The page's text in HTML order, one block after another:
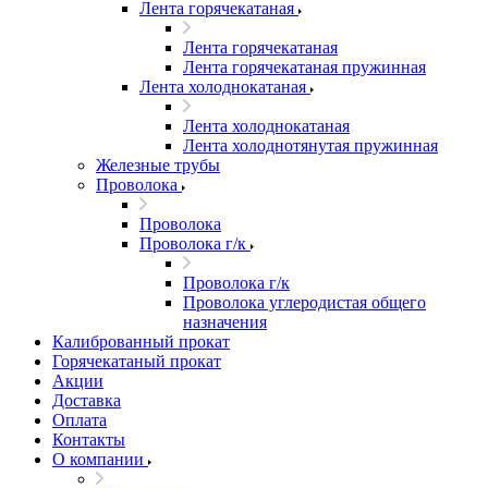
Лента горячекатаная
Лента горячекатаная
Лента горячекатаная пружинная
Лента холоднокатаная
Лента холоднокатаная
Лента холоднотянутая пружинная
Железные трубы
Проволока
Проволока
Проволока г/к
Проволока г/к
Проволока углеродистая общего
назначения
Калиброванный прокат
Горячекатаный прокат
Акции
Доставка
Оплата
Контакты
О компании